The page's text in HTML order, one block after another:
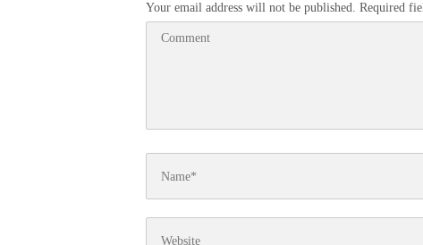
Your email address will not be published. Required